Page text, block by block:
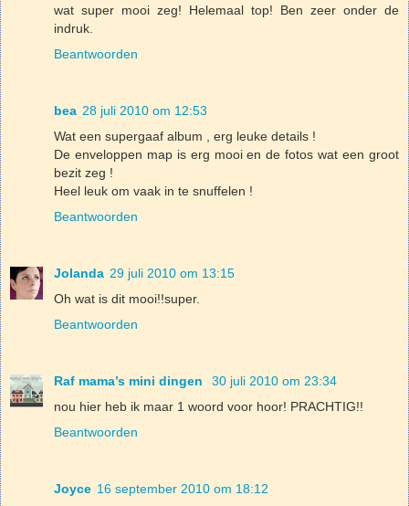
wat super mooi zeg! Helemaal top! Ben zeer onder de
indruk.
Beantwoorden
bea 28 juli 2010 om 12:53
Wat een supergaaf album , erg leuke details !
De enveloppen map is erg mooi en de fotos wat een groot
bezit zeg !
Heel leuk om vaak in te snuffelen !
Beantwoorden
Jolanda 29 juli 2010 om 13:15
Oh wat is dit mooi!!super.
Beantwoorden
Raf mama’s mini dingen
30 juli 2010 om 23:34
nou hier heb ik maar 1 woord voor hoor! PRACHTIG!!
Beantwoorden
Joyce 16 september 2010 om 18:12